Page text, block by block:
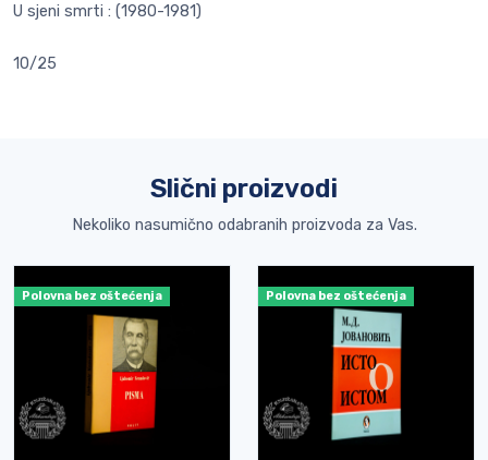
U sjeni smrti : (1980-1981)
10/25
Slični proizvodi
Nekoliko nasumično odabranih proizvoda za Vas.
Polovna bez oštećenja Polovna bez oštećenja